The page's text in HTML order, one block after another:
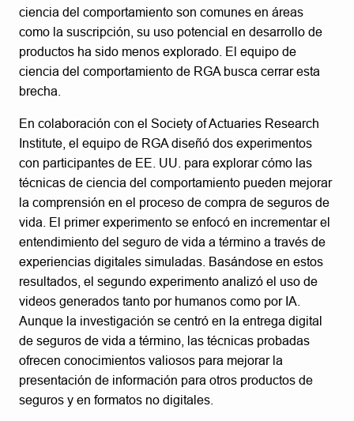
ciencia del comportamiento son comunes en áreas
como la suscripción, su uso potencial en desarrollo de
productos ha sido menos explorado. El equipo de
ciencia del comportamiento de RGA busca cerrar esta
brecha.
En colaboración con el Society of Actuaries Research
Institute, el equipo de RGA diseñó dos experimentos
con participantes de EE. UU. para explorar cómo las
técnicas de ciencia del comportamiento pueden mejorar
la comprensión en el proceso de compra de seguros de
vida. El primer experimento se enfocó en incrementar el
entendimiento del seguro de vida a término a través de
experiencias digitales simuladas. Basándose en estos
resultados, el segundo experimento analizó el uso de
videos generados tanto por humanos como por IA.
Aunque la investigación se centró en la entrega digital
de seguros de vida a término, las técnicas probadas
ofrecen conocimientos valiosos para mejorar la
presentación de información para otros productos de
seguros y en formatos no digitales.